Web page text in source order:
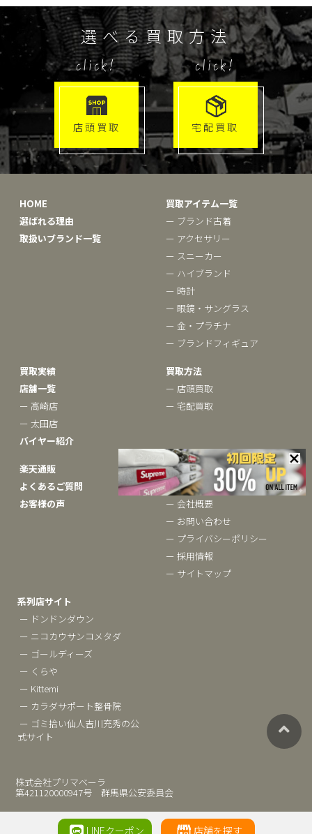
選べる買取方法
click!
店頭買取
click!
宅配買取
HOME
選ばれる理由
取扱いブランド一覧
買取アイテム一覧
ー ブランド古着
ー アクセサリー
ー スニーカー
ー ハイブランド
ー 時計
ー 眼鏡・サングラス
ー 金・プラチナ
ー ブランドフィギュア
買取実績
店舗一覧
ー 高崎店
ー 太田店
バイヤー紹介
買取方法
ー 店頭買取
ー 宅配買取
楽天通販
よくあるご質問
お客様の声
ベクトルについて
ー ブランドコラム
ー 会社概要
ー お問い合わせ
ー プライバシーポリシー
ー 採用情報
ー サイトマップ
系列店サイト
ー ドンドンダウン
ー ニコカウサンコメタダ
ー ゴールディーズ
ー くらや
ー Kittemi
ー カラダサポート整骨院
ー ゴミ拾い仙人吉川充秀の公
式サイト
株式会社プリマベーラ
第421120000947号 群馬県公安委員会
LINEクーポン 店舗を探す